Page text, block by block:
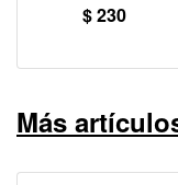
$ 230
Más